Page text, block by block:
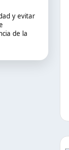
y evitar
de la